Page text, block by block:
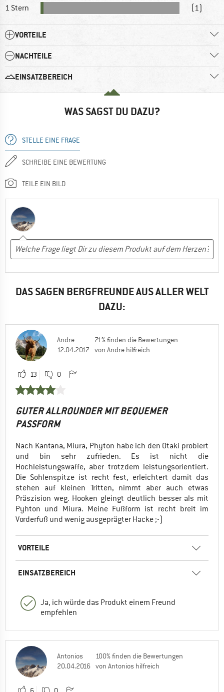
1 Stern
(1)
VORTEILE
NACHTEILE
EINSATZBEREICH
WAS SAGST DU DAZU?
STELLE EINE FRAGE
SCHREIBE EINE BEWERTUNG
TEILE EIN BILD
DAS SAGEN BERGFREUNDE AUS ALLER WELT
DAZU:
Andre
12.04.2017
71% finden die Bewertungen
von Andre hilfreich
13 0
GUTER ALLROUNDER MIT BEQUEMER
PASSFORM
Nach Kantana, Miura, Phyton habe ich den Otaki probiert
und bin sehr zufrieden. Es ist nicht die
Hochleistungswaffe, aber trotzdem leistungsorientiert.
Die Sohlenspitze ist recht fest, erleichtert damit das
stehen auf kleinen Tritten, nimmt aber auch etwas
Präszision weg. Hooken gleingt deutlich besser als mit
Pyhton und Miura. Meine Fußform ist recht breit im
Vorderfuß und wenig ausgeprägter Hacke ;-)
VORTEILE
EINSATZBEREICH
Ja, ich würde das Produkt einem Freund
empfehlen
Antonios
20.04.2016
100% finden die Bewertungen
von Antonios hilfreich